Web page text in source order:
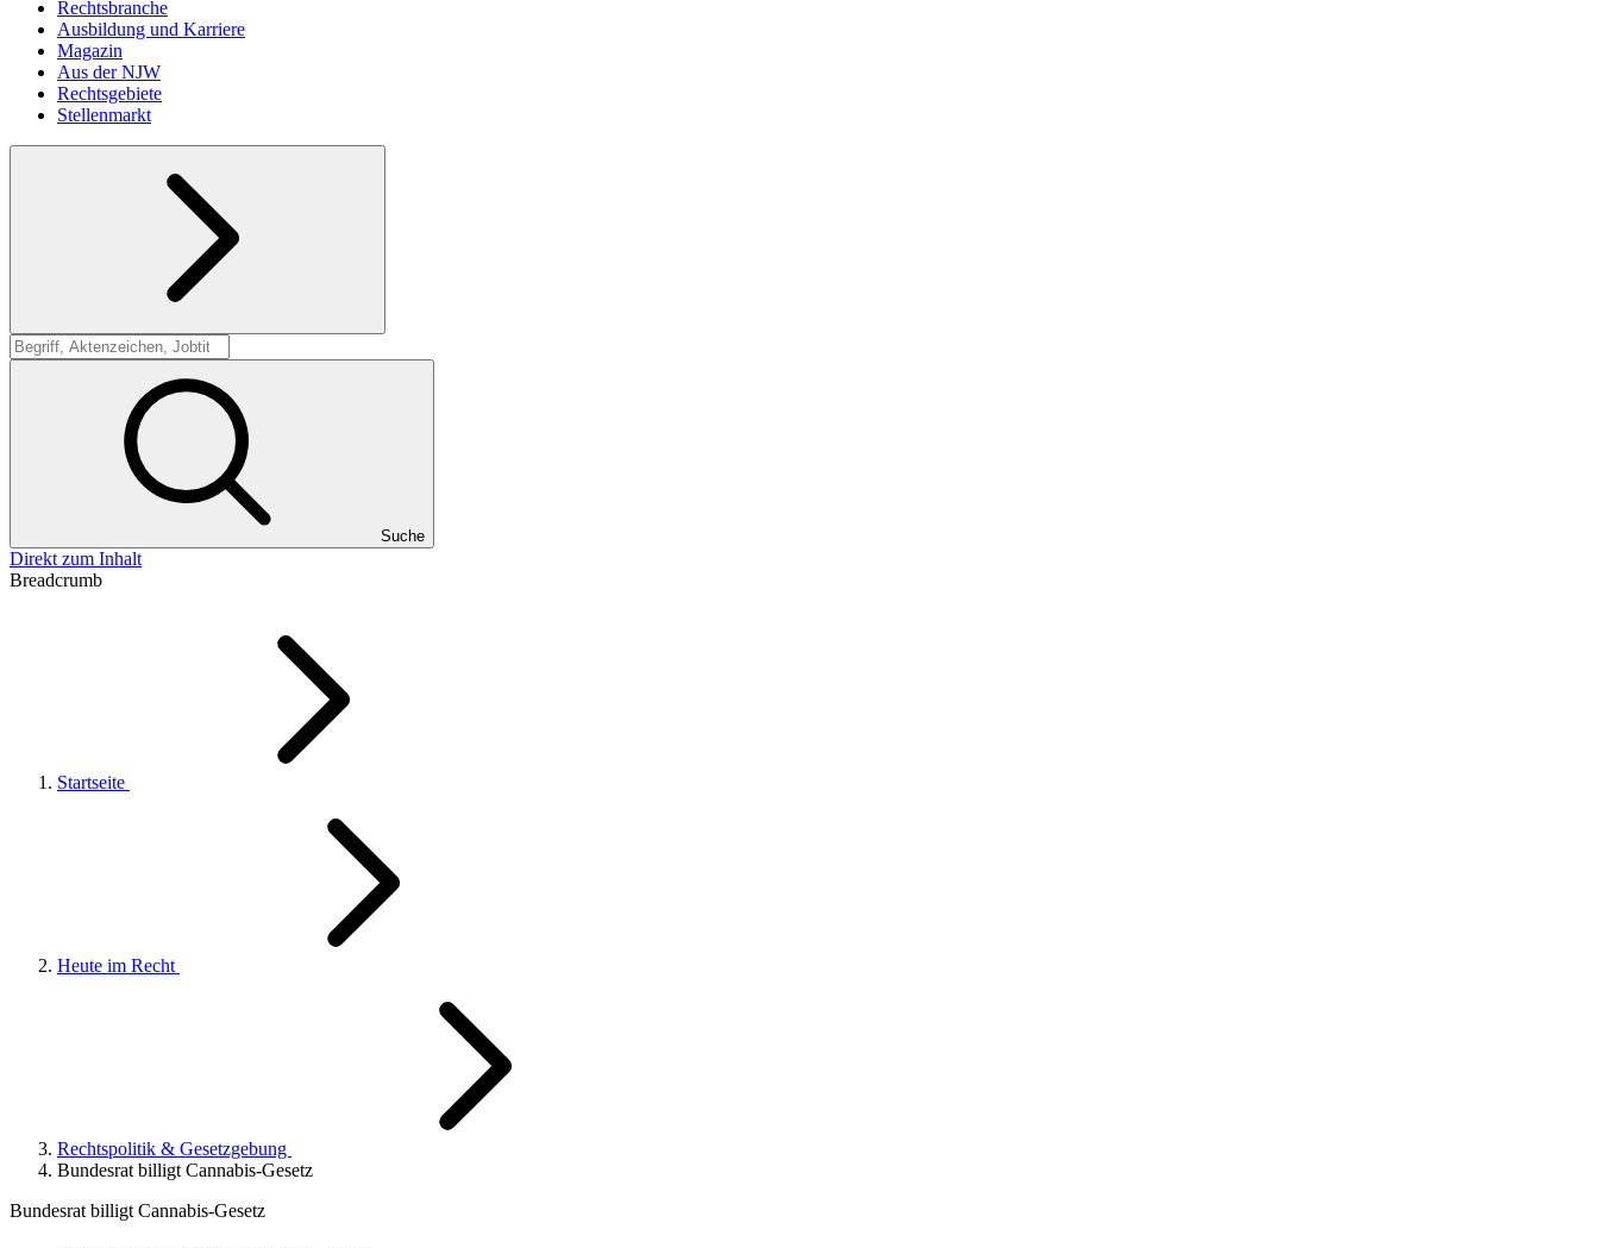
Rechtsbranche
Ausbildung und Karriere
Magazin
Aus der NJW
Rechtsgebiete
Stellenmarkt
Suche
Suche
Direkt zum Inhalt
Breadcrumb
Startseite
Heute im Recht
Rechtspolitik & Gesetzgebung
Bundesrat billigt Cannabis-Gesetz
Bundesrat billigt Cannabis-Gesetz